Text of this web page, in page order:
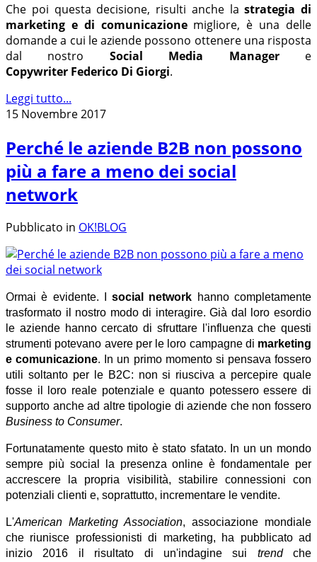
Che poi questa decisione, risulti anche lastrategia di
marketing e di comunicazionemigliore, è una delle
domande a cui le aziende possono ottenere una risposta
dal nostro Social Media Managere
Copywriter Federico Di Giorgi.
Leggi tutto...
15 Novembre 2017
Perché le aziende B2B non possono
più a fare a meno dei social
network
Pubblicato in OK!BLOG
Ormai è evidente. Isocial network hanno completamente
trasformato il nostro modo di interagire. Già dal loro esordio
le aziende hanno cercato di sfruttare l'influenza che questi
strumenti potevano avere per le loro campagne di marketing
e comunicazione. In un primo momento si pensava fossero
utili soltanto per le B2C: non si riusciva a percepire quale
fosse il loro reale potenziale e quanto potessero essere di
supporto anche ad altre tipologie di aziende che non fossero
Business to Consumer.
Fortunatamente questo mito è stato sfatato. In un un mondo
sempre più social la presenza online è fondamentale per
accrescere la propria visibilità, stabilire connessioni con
potenziali clienti e, soprattutto, incrementare le vendite.
L'American Marketing Association, associazione mondiale
che riunisce professionisti di marketing, ha pubblicato ad
inizio 2016 il risultato di un'indagine sui trendche